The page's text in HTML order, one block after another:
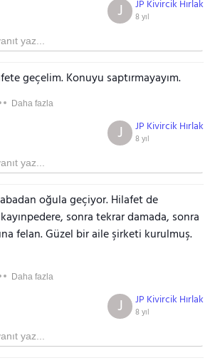
JP Kivircik Hırlak
8 yıl
J
geçelim. Konuyu saptırmayayım.
Daha fazla
JP Kivircik Hırlak
8 yıl
J
oğula geçiyor. Hilafet de
sonra tekrar damada, sonra
felan. Güzel bir aile şirketi kurulmuş.
Daha fazla
JP Kivircik Hırlak
8 yıl
J